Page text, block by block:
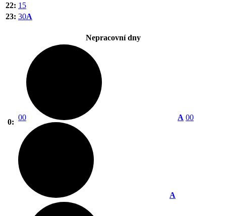
22: 15
23: 30A
Nepracovní dny
0:
00 A 00
A